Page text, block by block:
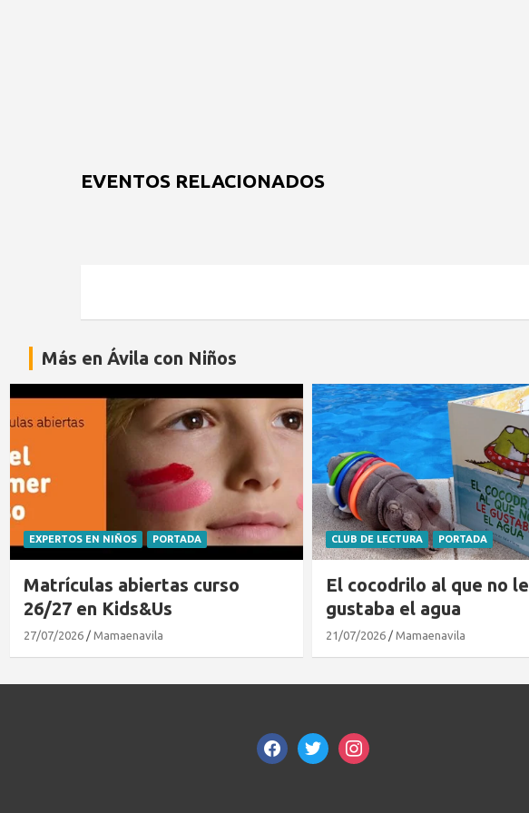
EVENTOS RELACIONADOS
Más en Ávila con Niños
EXPERTOS EN NIÑOS PORTADA
Matrículas abiertas curso
26/27 en Kids&Us
27/07/2026 Mamaenavila
CLUB DE LECTURA PORTADA
El cocodrilo al que no le
gustaba el agua
21/07/2026 Mamaenavila
facebooktwitterinstagram